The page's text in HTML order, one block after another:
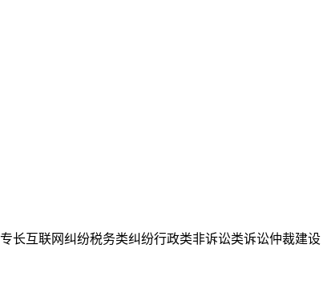
长互联网纠纷税务类纠纷行政类非诉讼类诉讼仲裁建设